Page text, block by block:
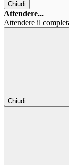
Chiudi
Attendere...
Attendere il
Chiudi